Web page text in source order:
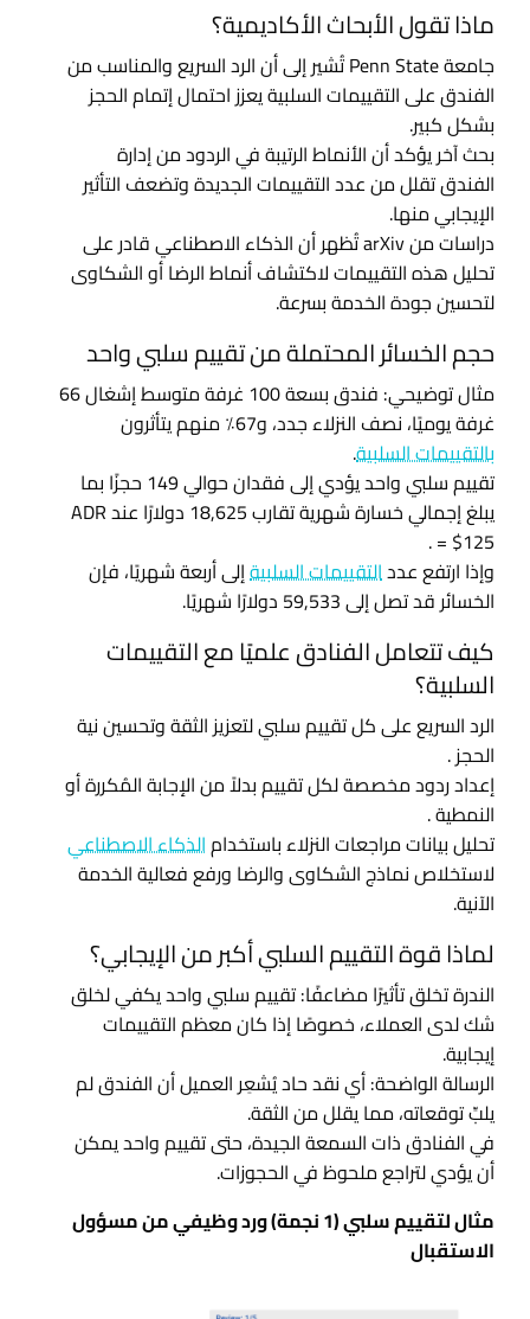
ماذا تقول الأبحاث الأكاديمية؟
جامعة Penn State تُشير إلى أن الرد السريع والمناسب من
الفندق على التقييمات السلبية يعزز احتمال إتمام الحجز
بشكل كبير.
بحث آخر يؤكد أن الأنماط الرتيبة في الردود من إدارة
الفندق تقلل من عدد التقييمات الجديدة وتضعف التأثير
الإيجابي منها.
دراسات من arXiv تُظهر أن الذكاء الاصطناعي قادر على
تحليل هذه التقييمات لاكتشاف أنماط الرضا أو الشكاوى
لتحسين جودة الخدمة بسرعة.
حجم الخسائر المحتملة من تقييم سلبي واحد
مثال توضيحي: فندق بسعة 100 غرفة متوسط إشغال 66
غرفة يوميًا، نصف النزلاء جدد، و67٪ منهم يتأثرون
بالتقييمات السلبية.
تقييم سلبي واحد يؤدي إلى فقدان حوالي 149 حجزًا بما
يبلغ إجمالي خسارة شهرية تقارب 18,625 دولارًا عند ADR
= $125
.
وإذا ارتفع عددالتقييمات السلبيةإلى أربعة شهريًا، فإن
الخسائر قد تصل إلى 59,533 دولارًا شهريًا.
كيف تتعامل الفنادق علميًا مع التقييمات
السلبية؟
الرد السريع على كل تقييم سلبي لتعزيز الثقة وتحسين نية
الحجز.
إعداد ردود مخصصة لكل تقييم بدلاً من الإجابة المُكررة أو
النمطية.
تحليل بيانات مراجعات النزلاء باستخدامالذكاء الاصطناعي
لاستخلاص نماذج الشكاوى والرضا ورفع فعالية الخدمة
الآنية.
لماذا قوة التقييم السلبي أكبر من الإيجابي؟
الندرة تخلق تأثيرًا مضاعفًا: تقييم سلبي واحد يكفي لخلق
شك لدى العملاء، خصوصًا إذا كان معظم التقييمات
إيجابية.
الرسالة الواضحة: أي نقد حاد يُشعِر العميل أن الفندق لم
يلبِّ توقعاته، مما يقلل من الثقة.
في الفنادق ذات السمعة الجيدة، حتى تقييم واحد يمكن
أن يؤدي لتراجع ملحوظ في الحجوزات.
مثال لتقييم سلبي (1 نجمة) ورد وظيفي من مسؤول
الاستقبال